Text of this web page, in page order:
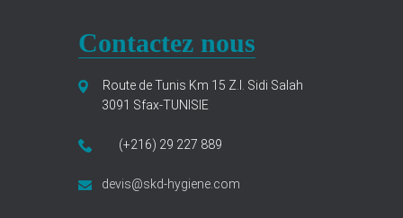
Contactez nous
Route de Tunis Km 15 Z.I. Sidi Salah
3091 Sfax-TUNISIE
(+216) 29 227 889
devis@skd-hygiene.com